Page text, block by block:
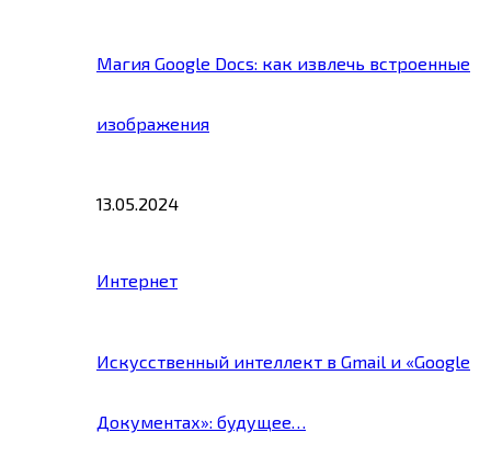
Магия Google Docs: как извлечь встроенные
изображения
13.05.2024
Интернет
Искусственный интеллект в Gmail и «Google
Документах»: будущее…